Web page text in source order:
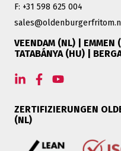
F: +31 598 625 004
VEENDAM (NL) | EMMEN
TATABÁNYA (HU) |
ZERTIFIZIERUNGEN
(NL)